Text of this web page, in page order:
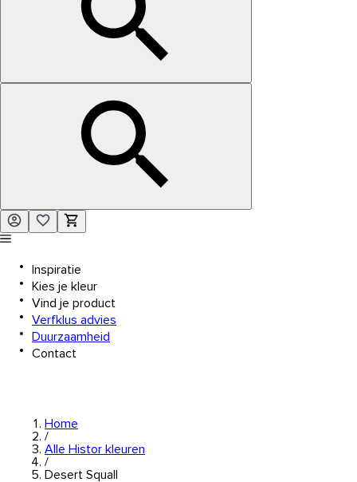
Inspiratie
Kies je kleur
Vind je product
Verfklus advies
Duurzaamheid
Contact
Home
/
Alle Histor kleuren
/
Desert Squall